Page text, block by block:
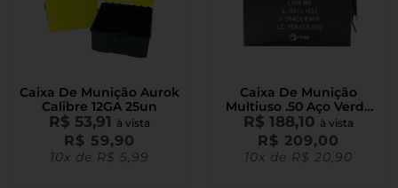
Caixa De Munição Aurok
Calibre 12GA 25un
R$ 53,91 à vista
R$ 59,90
10x de R$ 5,99
Caixa De Munição
Multiuso .50 Aço Verde
AVB
R$ 188,10 à vista
R$ 209,00
10x de R$ 20,90